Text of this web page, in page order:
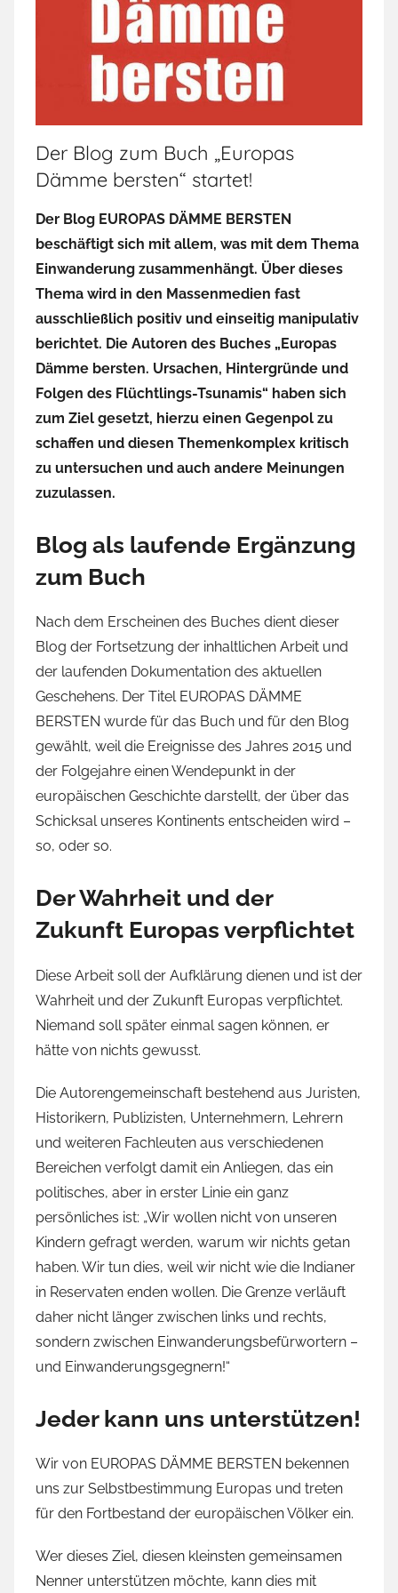
Der Blog zum Buch „Europas
Dämme bersten“ startet!
Der Blog EUROPAS DÄMME BERSTEN
beschäftigt sich mit allem, was mit dem Thema
Einwanderung zusammenhängt. Über dieses
Thema wird in den Massenmedien fast
ausschließlich positiv und einseitig manipulativ
berichtet. Die Autoren des Buches „Europas
Dämme bersten. Ursachen, Hintergründe und
Folgen des Flüchtlings-Tsunamis“ haben sich
zum Ziel gesetzt, hierzu einen Gegenpol zu
schaffen und diesen Themenkomplex kritisch
zu untersuchen und auch andere Meinungen
zuzulassen.
Blog als laufende Ergänzung
zum Buch
Nach dem Erscheinen des Buches dient dieser
Blog der Fortsetzung der inhaltlichen Arbeit und
der laufenden Dokumentation des aktuellen
Geschehens. Der Titel EUROPAS DÄMME
BERSTEN wurde für das Buch und für den Blog
gewählt, weil die Ereignisse des Jahres 2015 und
der Folgejahre einen Wendepunkt in der
europäischen Geschichte darstellt, der über das
Schicksal unseres Kontinents entscheiden wird –
so, oder so.
Der Wahrheit und der
Zukunft Europas verpflichtet
Diese Arbeit soll der Aufklärung dienen und ist der
Wahrheit und der Zukunft Europas verpflichtet.
Niemand soll später einmal sagen können, er
hätte von nichts gewusst.
Die Autorengemeinschaft bestehend aus Juristen,
Historikern, Publizisten, Unternehmern, Lehrern
und weiteren Fachleuten aus verschiedenen
Bereichen verfolgt damit ein Anliegen, das ein
politisches, aber in erster Linie ein ganz
persönliches ist: „Wir wollen nicht von unseren
Kindern gefragt werden, warum wir nichts getan
haben. Wir tun dies, weil wir nicht wie die Indianer
in Reservaten enden wollen. Die Grenze verläuft
daher nicht länger zwischen links und rechts,
sondern zwischen Einwanderungsbefürwortern –
und Einwanderungsgegnern!“
Jeder kann uns unterstützen!
Wir von EUROPAS DÄMME BERSTEN bekennen
uns zur Selbstbestimmung Europas und treten
für den Fortbestand der europäischen Völker ein.
Wer dieses Ziel, diesen kleinsten gemeinsamen
Nenner unterstützen möchte, kann dies mit